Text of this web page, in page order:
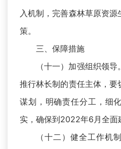
入机制，完善森林草原资
策。
三、保障措施
（十一）加强组织领
推行林长制的责任主体，
谋划，明确责任分工，细
实，确保到2022年6月全面
（十二）健全工作机